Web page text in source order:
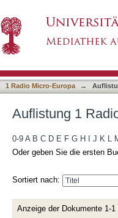
1 Radio Micro-Europa →
Auflistung 1
0-9 A B C D E F G H J K L
Oder geben Sie die ersten
Sortiert nach:
Anzeige der Dokumente 1-1